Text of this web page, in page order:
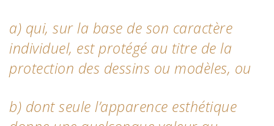
a) qui, sur la base de son caractère
individuel, est protégé au titre de la
protection des dessins ou modèles, ou
b) dont seule l’apparence esthétique